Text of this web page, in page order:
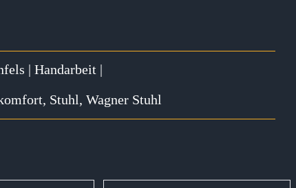
| Handarbeit |
, Stuhl, Wagner Stuhl